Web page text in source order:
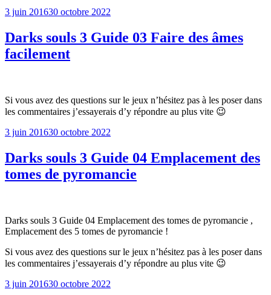
Publié
3 juin 201630 octobre 2022
Darks souls 3 Guide 03 Faire des âmes
facilement
Si vous avez des questions sur le jeux n’hésitez pas à les poser dans
les commentaires j’essayerais d’y répondre au plus vite 😉
Publié
3 juin 201630 octobre 2022
Darks souls 3 Guide 04 Emplacement des
tomes de pyromancie
Darks souls 3 Guide 04 Emplacement des tomes de pyromancie ,
Emplacement des 5 tomes de pyromancie !
Si vous avez des questions sur le jeux n’hésitez pas à les poser dans
les commentaires j’essayerais d’y répondre au plus vite 😉
Publié
3 juin 201630 octobre 2022